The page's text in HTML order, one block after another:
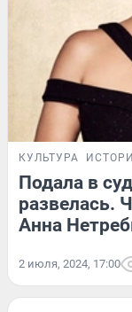
КУЛЬТУРА
Подала в
развелась.
Анна
2 июля, 2024, 17:00